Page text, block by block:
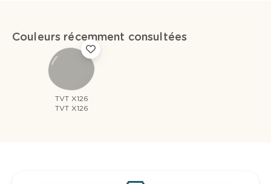
Couleurs récemment consultées
TVT X126
TVT X126